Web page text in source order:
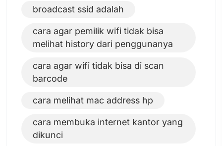
broadcast ssid adalah
cara agar pemilik wifi tidak bisa
melihat history dari penggunanya
cara agar wifi tidak bisa di scan
barcode
cara melihat mac address hp
cara membuka internet kantor yang
dikunci